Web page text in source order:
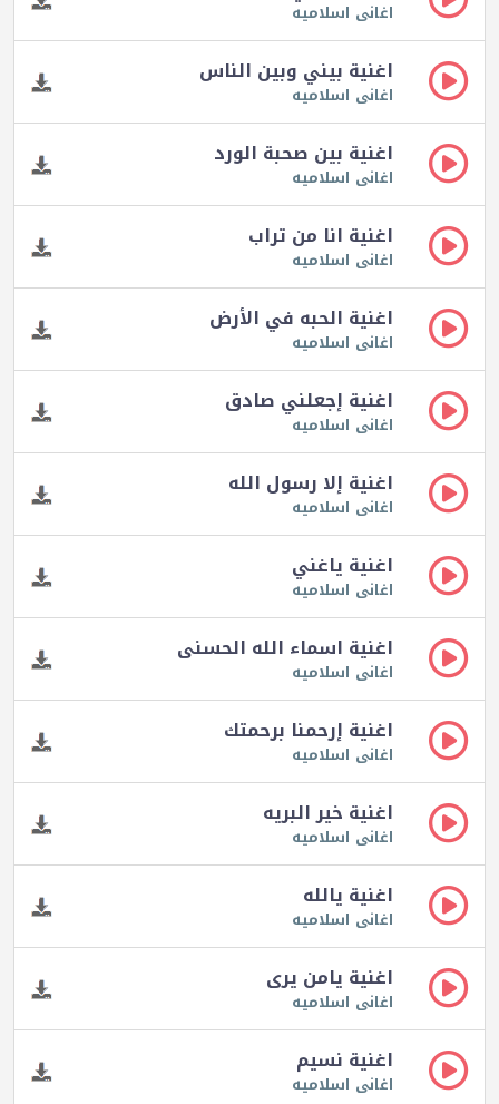
اغانى اسلاميه
اغنية بيني وبين الناس
اغانى اسلاميه
اغنية بين صحبة الورد
اغانى اسلاميه
اغنية انا من تراب
اغانى اسلاميه
اغنية الحبه في الأرض
اغانى اسلاميه
اغنية إجعلني صادق
اغانى اسلاميه
اغنية إلا رسول الله
اغانى اسلاميه
اغنية ياغني
اغانى اسلاميه
اغنية اسماء الله الحسنى
اغانى اسلاميه
اغنية إرحمنا برحمتك
اغانى اسلاميه
اغنية خير البريه
اغانى اسلاميه
اغنية يالله
اغانى اسلاميه
اغنية يامن يرى
اغانى اسلاميه
اغنية نسيم
اغانى اسلاميه